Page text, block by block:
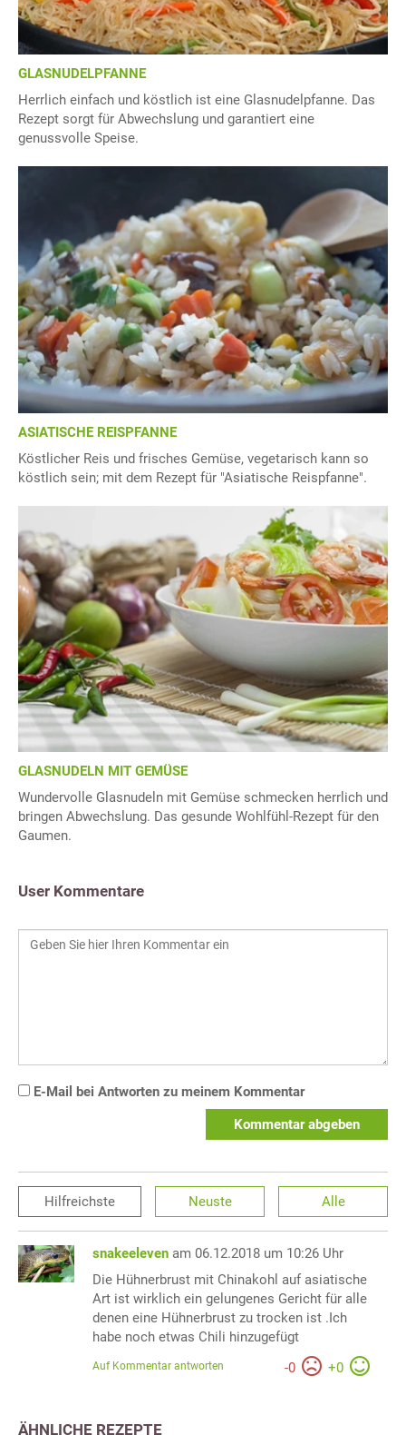
GLASNUDELPFANNE
Herrlich einfach und köstlich ist eine Glasnudelpfanne. Das
Rezept sorgt für Abwechslung und garantiert eine
genussvolle Speise.
ASIATISCHE REISPFANNE
Köstlicher Reis und frisches Gemüse, vegetarisch kann so
köstlich sein; mit dem Rezept für "Asiatische Reispfanne".
GLASNUDELN MIT GEMÜSE
Wundervolle Glasnudeln mit Gemüse schmecken herrlich und
bringen Abwechslung. Das gesunde Wohlfühl-Rezept für den
Gaumen.
User Kommentare
E-Mail bei Antworten zu meinem Kommentar
Kommentar abgeben
Hilfreichste Neuste Alle
snakeeleven am 06.12.2018 um 10:26 Uhr
Die Hühnerbrust mit Chinakohl auf asiatische
Art ist wirklich ein gelungenes Gericht für alle
denen eine Hühnerbrust zu trocken ist .Ich
habe noch etwas Chili hinzugefügt
-0 +0
Auf Kommentar antworten
ÄHNLICHE REZEPTE